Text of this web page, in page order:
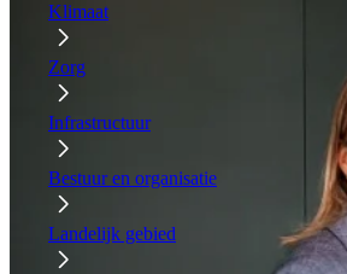
Klimaat
Zorg
Infrastructuur
Bestuur en organisatie
Landelijk gebied